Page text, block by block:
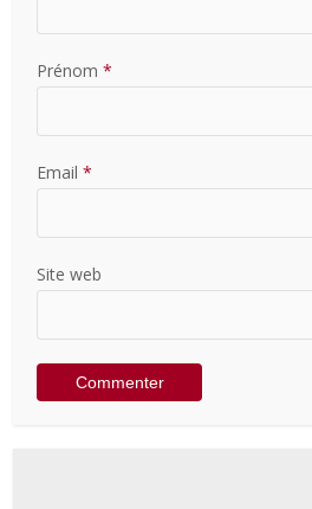
Prénom *
Email *
Site web